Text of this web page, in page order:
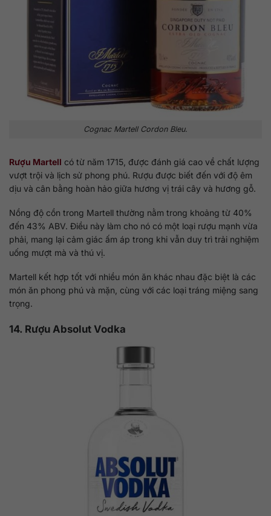
Cognac Martell Cordon Bleu.
Rượu Martell có từ năm 1715, được đánh giá cao về chất lượng
vượt trội và lịch sử phong phú. Rượu được biết đến với độ êm
dịu và cân bằng hoàn hảo giữa hương vị trái cây và hương gỗ.
Nồng độ cồn trong Martell thường nằm trong khoảng từ 40%
đến 43% ABV. Điều này làm cho nó có một loại rượu mạnh vừa
phải, mang lại cảm giác ấm áp trong khi vẫn duy trì trải nghiệm
uống mượt mà và thú vị.
Martell kết hợp tốt với nhiều món ăn khác nhau đặc biệt là các
món ăn phong phú và mặn, cùng với các loại tráng miệng sang
trọng.
14. Rượu Absolut Vodka